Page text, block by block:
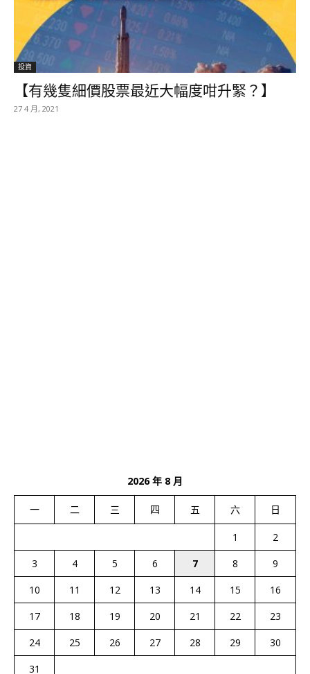
投資
【有幾隻細價股票最近大幅度咁升緊？】
27 4 月, 2021
2026 年 8 月
一 二 三 四 五 六 日
1
2
3
4 5 6 7 8
9
10
11 12 13 14 15
16
17
18 19 20 21 22
23
24
25 26 27 28 29
30
31